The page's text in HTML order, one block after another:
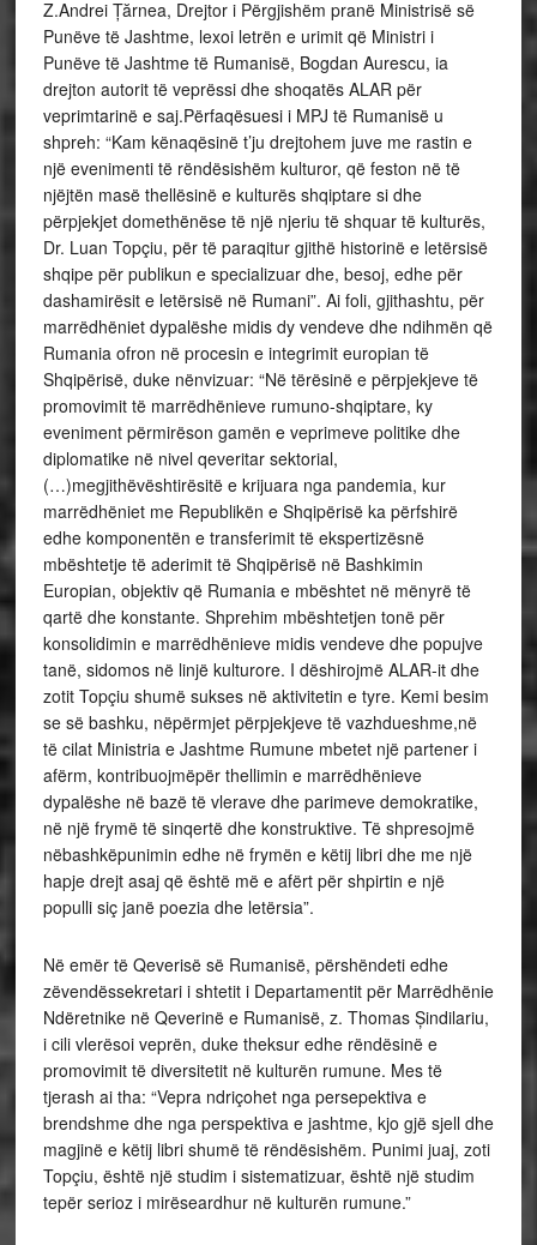
Z.Andrei Țărnea, Drejtor i Përgjishëm pranë Ministrisë së
Punëve të Jashtme, lexoi letrën e urimit që Ministri i
Punëve të Jashtme të Rumanisë, Bogdan Aurescu, ia
drejton autorit të veprëssi dhe shoqatës ALAR për
veprimtarinë e saj.Përfaqësuesi i MPJ të Rumanisë u
shpreh: “Kam kënaqësinë t’ju drejtohem juve me rastin e
një evenimenti të rëndësishëm kulturor, që feston në të
njëjtën masë thellësinë e kulturës shqiptare si dhe
përpjekjet domethënëse të një njeriu të shquar të kulturës,
Dr. Luan Topçiu, për të paraqitur gjithë historinë e letërsisë
shqipe për publikun e specializuar dhe, besoj, edhe për
dashamirësit e letërsisë në Rumani”. Ai foli, gjithashtu, për
marrëdhëniet dypalëshe midis dy vendeve dhe ndihmën që
Rumania ofron në procesin e integrimit europian të
Shqipërisë, duke nënvizuar: “Në tërësinë e përpjekjeve të
promovimit të marrëdhënieve rumuno-shqiptare, ky
eveniment përmirëson gamën e veprimeve politike dhe
diplomatike në nivel qeveritar sektorial,
(…)megjithëvështirësitë e krijuara nga pandemia, kur
marrëdhëniet me Republikën e Shqipërisë ka përfshirë
edhe komponentën e transferimit të ekspertizësnë
mbështetje të aderimit të Shqipërisë në Bashkimin
Europian, objektiv që Rumania e mbështet në mënyrë të
qartë dhe konstante. Shprehim mbështetjen tonë për
konsolidimin e marrëdhënieve midis vendeve dhe popujve
tanë, sidomos në linjë kulturore. I dëshirojmë ALAR-it dhe
zotit Topçiu shumë sukses në aktivitetin e tyre. Kemi besim
se së bashku, nëpërmjet përpjekjeve të vazhdueshme,në
të cilat Ministria e Jashtme Rumune mbetet një partener i
afërm, kontribuojmëpër thellimin e marrëdhënieve
dypalëshe në bazë të vlerave dhe parimeve demokratike,
në një frymë të sinqertë dhe konstruktive. Të shpresojmë
nëbashkëpunimin edhe në frymën e këtij libri dhe me një
hapje drejt asaj që është më e afërt për shpirtin e një
populli siç janë poezia dhe letërsia”.
Në emër të Qeverisë së Rumanisë, përshëndeti edhe
zëvendëssekretari i shtetit i Departamentit për Marrëdhënie
Ndëretnike në Qeverinë e Rumanisë, z. Thomas Șindilariu,
i cili vlerësoi veprën, duke theksur edhe rëndësinë e
promovimit të diversitetit në kulturën rumune. Mes të
tjerash ai tha: “Vepra ndriçohet nga persepektiva e
brendshme dhe nga perspektiva e jashtme, kjo gjë sjell dhe
magjinë e këtij libri shumë të rëndësishëm. Punimi juaj, zoti
Topçiu, është një studim i sistematizuar, është një studim
tepër serioz i mirëseardhur në kulturën rumune.”